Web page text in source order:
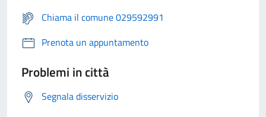
Chiama il comune 029592991
Prenota un appuntamento
Problemi in città
Segnala disservizio